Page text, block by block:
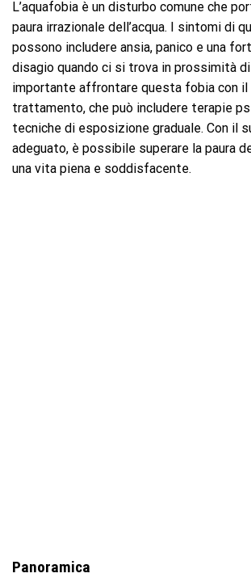
L’aquafobia è un disturbo comune che
paura irrazionale dell’acqua. I sintomi di
possono includere ansia, panico e una
disagio quando ci si trova in prossimità di
importante affrontare questa fobia con
trattamento, che può includere terapie
tecniche di esposizione graduale. Con il
adeguato, è possibile superare la paura
una vita piena e soddisfacente.
Panoramica